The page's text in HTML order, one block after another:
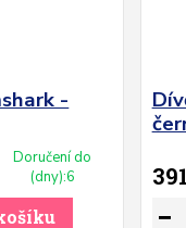
-
Doručení do
(dny):6